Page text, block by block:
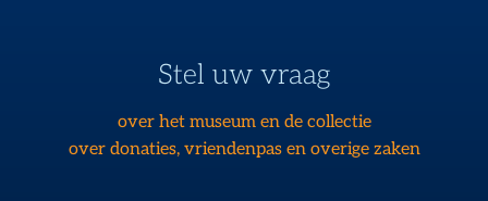
Stel uw vraag
over het museum en de collectie
over donaties, vriendenpas en overige zaken